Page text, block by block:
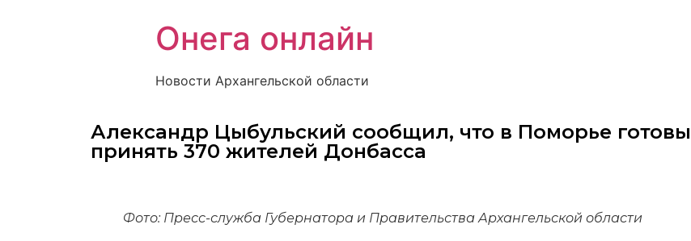
Онега онлайн
Новости Архангельской области
Александр Цыбульский сообщил, что в Поморье готовы
принять 370 жителей Донбасса
Фото: Пресс-служба Губернатора и Правительства Архангельской области